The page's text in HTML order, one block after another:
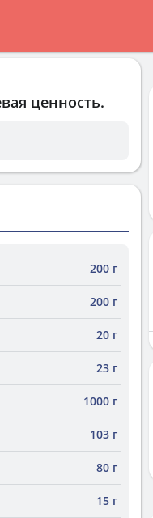
ценность.
200 г
200 г
20 г
23 г
1000 г
103 г
80 г
15 г